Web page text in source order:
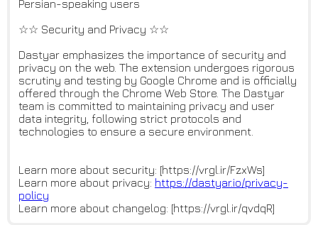
Persian-speaking users
☆☆ Security and Privacy ☆☆
Dastyar emphasizes the importance of security and
privacy on the web. The extension undergoes rigorous
scrutiny and testing by Google Chrome and is officially
offered through the Chrome Web Store. The Dastyar
team is committed to maintaining privacy and user
data integrity, following strict protocols and
technologies to ensure a secure environment.
Learn more about security: [https://vrgl.ir/FzxWs]
Learn more about privacy: https://dastyar.io/privacy-
policy
Learn more about changelog: [https://vrgl.ir/qvdqR]